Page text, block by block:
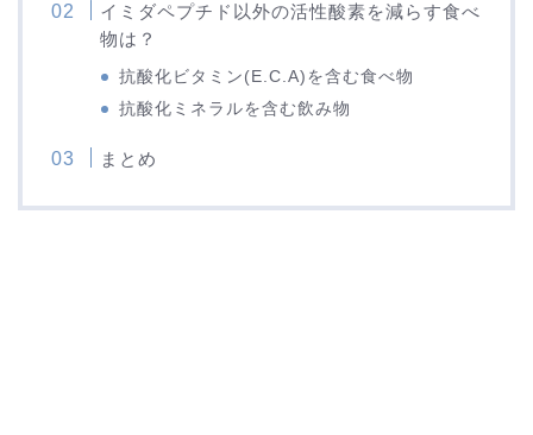
イミダペプチド以外の活性酸素を減らす食べ
物は？
抗酸化ビタミン(E.C.A)を含む食べ物
抗酸化ミネラルを含む飲み物
まとめ